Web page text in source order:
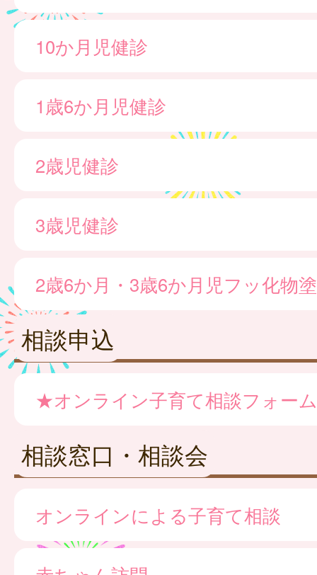
10か月児健診
1歳6か月児健診
2歳児健診
3歳児健診
2歳6か月・3歳6か月児フッ化物
相談申込
★オンライン子育て相談フォーム
相談窓口・相談会
オンラインによる子育て相談